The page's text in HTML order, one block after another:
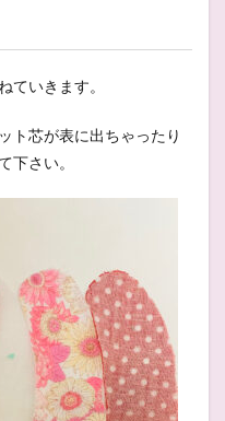
ていきます。
ト芯が表に出ちゃったり
下さい。